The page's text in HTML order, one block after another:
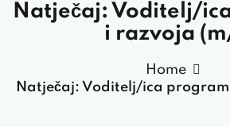
Natječaj: Voditelj/
i razvoja
Home
Natječaj: Voditelj/ica